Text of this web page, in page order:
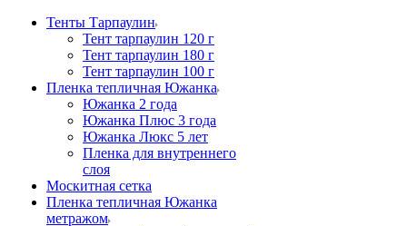
Тенты Тарпаулин
Тент тарпаулин 120 г
Тент тарпаулин 180 г
Тент тарпаулин 100 г
Пленка тепличная Южанка
Южанка 2 года
Южанка Плюс 3 года
Южанка Люкс 5 лет
Пленка для внутреннего
слоя
Москитная сетка
Пленка тепличная Южанка
метражом